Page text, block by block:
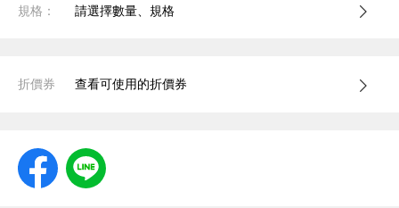
規格： 請選擇數量、規格
折價券 查看可使用的折價券